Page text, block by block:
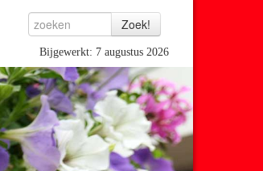
Bijgewerkt: 7 augustus 2026